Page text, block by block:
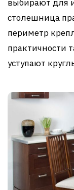
выбирают для
столешница
периметр
практичности
уступают